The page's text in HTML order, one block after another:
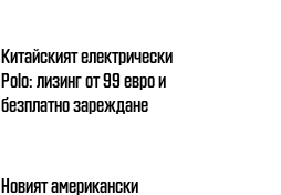
Китайският електрически
Polo: лизинг от 99 евро и
безплатно зареждане
Новият американски